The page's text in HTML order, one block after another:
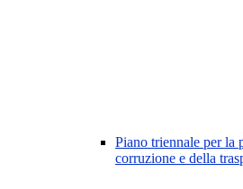
Piano triennale per la
corruzione e della